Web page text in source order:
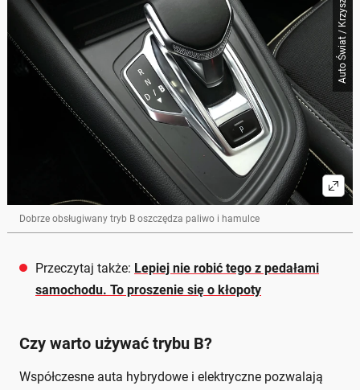
Dobrze obsługiwany tryb B oszczędza paliwo i hamulce
Przeczytaj także: Lepiej nie robić tego z pedałami
samochodu. To proszenie się o kłopoty
Czy warto używać trybu B?
Współczesne auta hybrydowe i elektryczne pozwalają